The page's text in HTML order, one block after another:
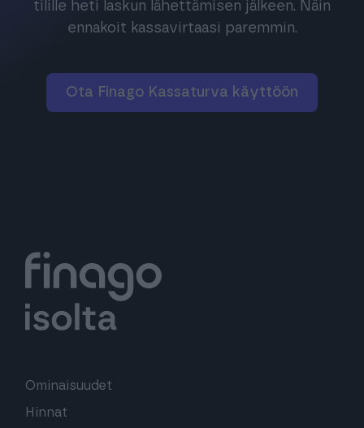
tilille heti laskun lähettämisen jälkeen. Näin
ennakoit kassavirtaasi paremmin.
Ota Finago Kassaturva käyttöön
Ominaisuudet
Hinnat